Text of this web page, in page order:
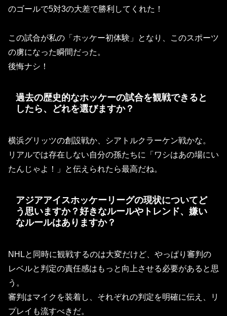
のゴールで5対3の大差で勝利してくれた！
この試合が私の「ホッケー初体験」となり、このスポーツ
の虜になった瞬間だった。
後悔ナシ！
過去の歴史的なホッケーの試合を観戦できると
したら、どれを選びますか？
横浜グリッツの創設戦か、シアトルクラーケン戦かな。
リアルでは存在しない自分の孫たちに「ワシはあの場にい
たんじゃよ！」と伝えられたら最高だね。
アジアアイスホッケーリーグの現状についてど
う思いますか？好きなルールやトレンド、嫌い
なルールはありますか？
NHLと同時に観戦するのは大変だけど、やっぱり審判の
レベルと判定の責任感はもっと向上させる必要があると思
う。
審判はマイクを装着し、それぞれの判定を明確に伝え、リ
プレイも流すべきだ。